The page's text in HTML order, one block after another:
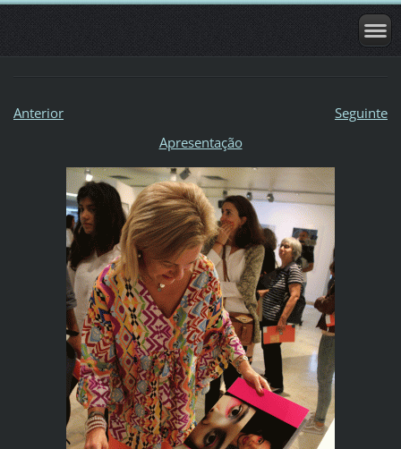
Anterior
Seguinte
Apresentação